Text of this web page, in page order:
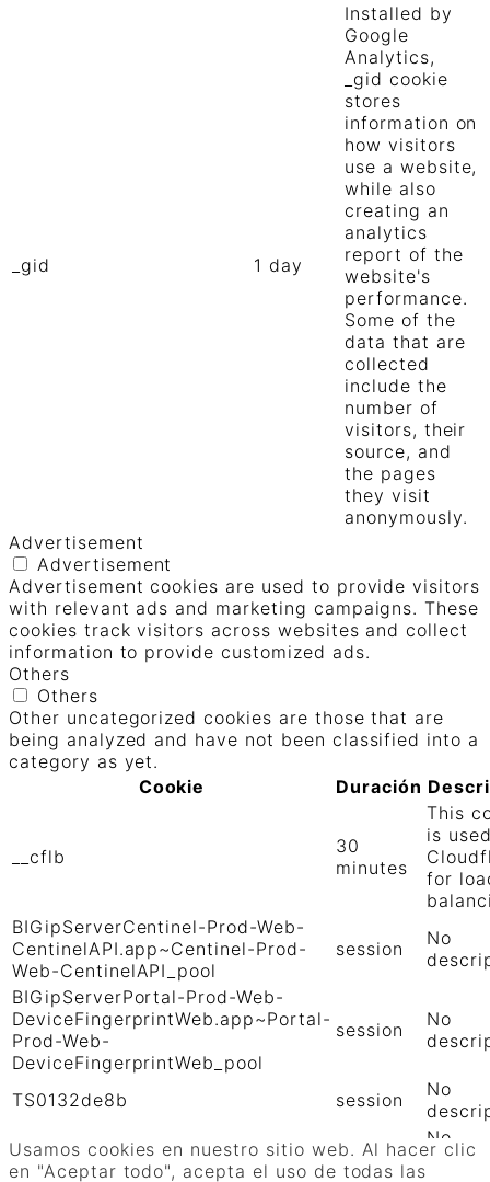
Usamos cookies en nuestro sitio web. Al hacer clic
en "Aceptar todo", acepta el uso de todas las
_gid 1 day
Installed by
Google
Analytics,
_gid cookie
stores
information on
how visitors
use a website,
while also
creating an
analytics
report of the
website's
performance.
Some of the
data that are
collected
include the
number of
visitors, their
source, and
the pages
they visit
anonymously.
Advertisement
Advertisement
Advertisement cookies are used to provide visitors
with relevant ads and marketing campaigns. These
cookies track visitors across websites and collect
information to provide customized ads.
Others
Others
Other uncategorized cookies are those that are
being analyzed and have not been classified into a
category as yet.
Cookie
Duración
__cflb
30
minutes
This
is
for
BIGipServerCentinel-Prod-Web-
CentinelAPI.app~Centinel-Prod-
Web-CentinelAPI_pool
session
No
BIGipServerPortal-Prod-Web-
DeviceFingerprintWeb.app~Portal-
Prod-Web-
DeviceFingerprintWeb_pool
session
No
TS0132de8b session
No
TS01906b0c
session
No